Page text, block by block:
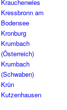
Krauchenwies
Kressbronn am
Bodensee
Kronburg
Krumbach
(Österreich)
Krumbach
(Schwaben)
Krün
Kutzenhausen